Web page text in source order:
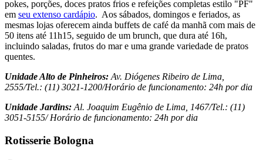
pokes, porções, doces pratos frios e refeições completas estilo "PF"
em seu extenso cardápio. Aos sábados, domingos e feriados, as
mesmas lojas oferecem ainda buffets de café da manhã com mais de
50 itens até 11h15, seguido de um brunch, que dura até 16h,
incluindo saladas, frutos do mar e uma grande variedade de pratos
quentes.
Unidade Alto de Pinheiros: Av. Diógenes Ribeiro de Lima,
2555/Tel.: (11) 3021-1200/Horário de funcionamento: 24h por dia
Unidade Jardins: Al. Joaquim Eugênio de Lima, 1467/Tel.: (11)
3051-5155/ Horário de funcionamento: 24h por dia
Rotisserie Bologna